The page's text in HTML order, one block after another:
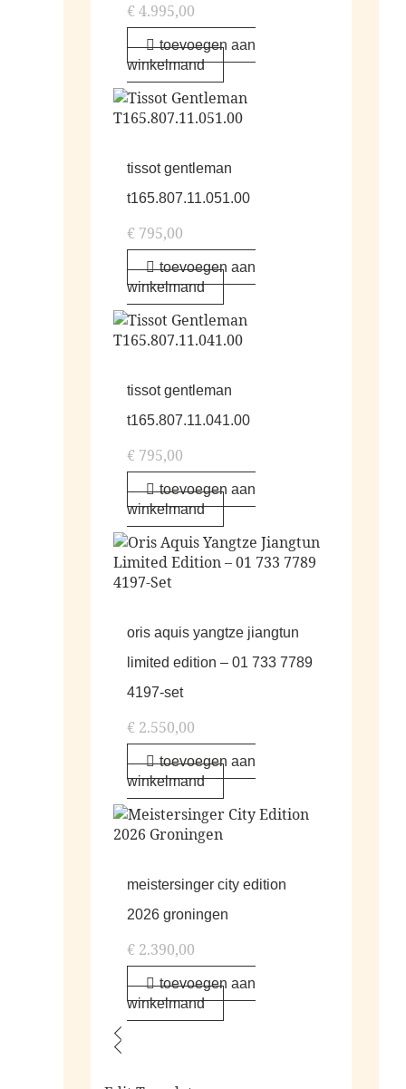
€4.995,00
toevoegen aan
winkelmand
tissot gentleman
t165.807.11.051.00
€ 795,00
toevoegen aan
winkelmand
tissot gentleman
t165.807.11.041.00
€ 795,00
toevoegen aan
winkelmand
oris aquis yangtze jiangtun
limited edition – 01 733 7789
4197-set
€ 2.550,00
toevoegen aan
winkelmand
meistersinger city edition
2026 groningen
€ 2.390,00
toevoegen aan
winkelmand